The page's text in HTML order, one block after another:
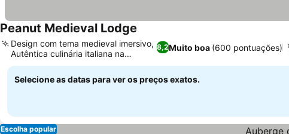
Peanut Medieval Lodge
8,2Muito boa (600 pontuações)
Design com tema medieval imersivo,
Autêntica culinária italiana na
taverna
Selecione as datas para ver os preços exatos.
Escolha popular